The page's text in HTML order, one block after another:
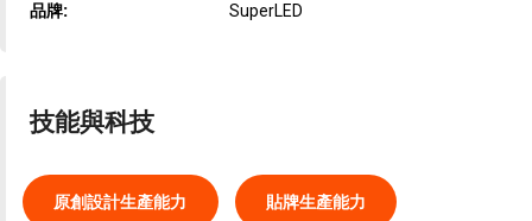
品牌: SuperLED
技能與科技
原創設計生產能力 貼牌生產能力